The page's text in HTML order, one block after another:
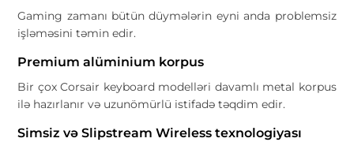
Gaming zamanı bütün düymələrin eyni anda problemsiz
işləməsini təmin edir.
Premium alüminium korpus
Bir çox Corsair keyboard modelləri davamlı metal korpus
ilə hazırlanır və uzunömürlü istifadə təqdim edir.
Simsiz və Slipstream Wireless texnologiyası